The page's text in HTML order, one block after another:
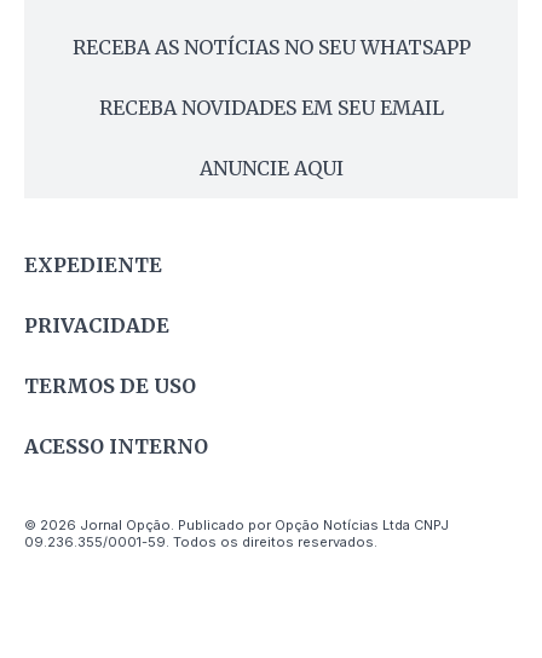
RECEBA AS NOTÍCIAS NO SEU WHATSAPP
RECEBA NOVIDADES EM SEU EMAIL
ANUNCIE AQUI
EXPEDIENTE
PRIVACIDADE
TERMOS DE USO
ACESSO INTERNO
© 2026 Jornal Opção. Publicado por Opção Notícias Ltda CNPJ
09.236.355/0001-59. Todos os direitos reservados.